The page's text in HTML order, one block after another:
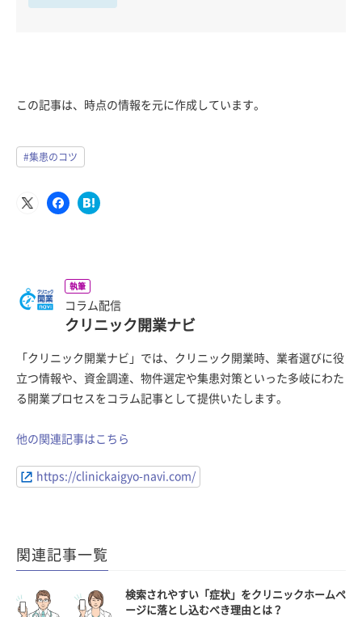
この記事は、時点の情報を元に作成しています。
#集患のコツ
執筆
コラム配信
クリニック開業ナビ
「クリニック開業ナビ」では、クリニック開業時、業者選びに役
立つ情報や、資金調達、物件選定や集患対策といった多岐にわた
る開業プロセスをコラム記事として提供いたします。
他の関連記事はこちら
https://clinickaigyo-navi.com/
関連記事一覧
検索されやすい「症状」をクリニックホームペ
ージに落とし込むべき理由とは？